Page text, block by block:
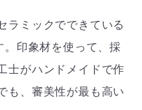
ラミックでできている
印象材を使って、採
士がハンドメイドで作
も、審美性が最も高い